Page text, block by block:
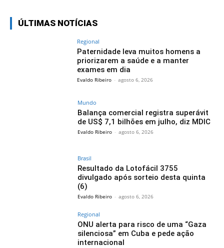
ÚLTIMAS NOTÍCIAS
Regional
Paternidade leva muitos homens a
priorizarem a saúde e a manter
exames em dia
Evaldo Ribeiro - agosto 6, 2026
Mundo
Balança comercial registra superávit
de US$ 7,1 bilhões em julho, diz MDIC
Evaldo Ribeiro - agosto 6, 2026
Brasil
Resultado da Lotofácil 3755
divulgado após sorteio desta quinta
(6)
Evaldo Ribeiro - agosto 6, 2026
Regional
ONU alerta para risco de uma “Gaza
silenciosa” em Cuba e pede ação
internacional